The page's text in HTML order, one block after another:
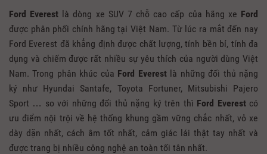
Ford Everest là dòng xe SUV 7 chỗ cao cấp của hãng xe Ford
được phân phối chính hãng tại Việt Nam. Từ lúc ra mắt đến nay
Ford Everest đã khẳng định được chất lượng, tính bền bỉ, tính đa
dụng và chiếm được rất nhiều sự yêu thích của người dùng Việt
Nam. Trong phân khúc của Ford Everestlà những đối thủ nặng
ký như Hyundai Santafe, Toyota Fortuner, Mitsubishi Pajero
Sport … so với những đối thủ nặng ký trên thì Ford Everestcó
ưu điểm nội trội về hệ thống khung gầm vững chắc nhất, vỏ xe
dày dặn nhất, cách âm tốt nhất, cảm giác lái thật tay nhất và
được trang bị nhiều công nghệ an toàn tối tân nhất.